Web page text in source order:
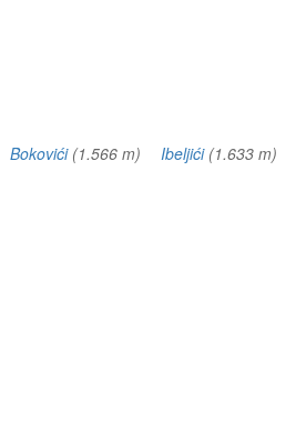
Bokovići(1.566 m) Ibeljići(1.633 m)